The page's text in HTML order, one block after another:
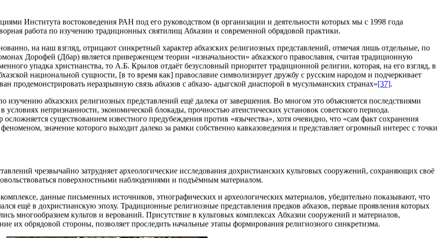
Института востоковедения РАН под его руководством (в организации и деятельности которых мы с 1998 года
работа по изучению традиционных святилищ Абхазии и современной обрядовой практики.
на наш взгляд, отрицают синкретный характер абхазских религиозных представлений, отмечая лишь отдельные, по
Дорофей (Дбар) является приверженцем теории «изначальности» абхазского православия, считая традиционную
упадка христианства, то А.Б. Крылов отдаёт безусловный приоритет традиционной религии, которая, на его взгляд, в
национальной сущности, [в то время как] православие символизирует дружбу с русским народом и подчеркивает
неразрывную связь абхазов с абхазо- адыгской диаспорой в мусульманских странах»[37].
абхазских религиозных представлений ещё далека от завершения. Во многом это объясняется последствиями
непризнанности, экономической блокады, прочностью атеистических установок советского периода.
существованием известного предубеждения против «язычества», хотя очевидно, что «сам факт сохранения
значение которого выходит далеко за рамки собственно кавказоведения и представляет огромный интерес с точки
чрезвычайно затрудняет археологические исследования дохристианских культовых сооружений, сохраняющих своё
поверхностными наблюдениями и подъёмным материалом.
данные письменных источников, этнографических и археологических материалов, убедительно показывают, что
ещё в дохристианскую эпоху. Традиционные религиозные представления предков абхазов, первые проявления которых
многообразием культов и верований. Присутствие в культовых комплексах Абхазии сооружений и материалов,
их обрядовой стороны, позволяет проследить начальные этапы формирования религиозного синкретизма.